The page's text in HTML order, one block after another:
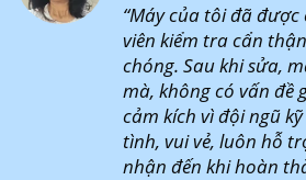
“Máy của tôi đã
viên kiểm tra cẩn
chóng. Sau khi sửa,
mà, không có vấn đề
cảm kích vì đội ngũ
tình, vui vẻ, luôn hỗ
nhận đến khi hoàn